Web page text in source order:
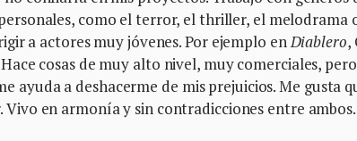
como el terror, el thriller, el melodrama
a actores muy jóvenes. Por ejemplo enDiablero,
cosas de muy alto nivel, muy comerciales,
ayuda a deshacerme de mis prejuicios. Me gusta
Vivo en armonía y sin contradicciones entre ambos.